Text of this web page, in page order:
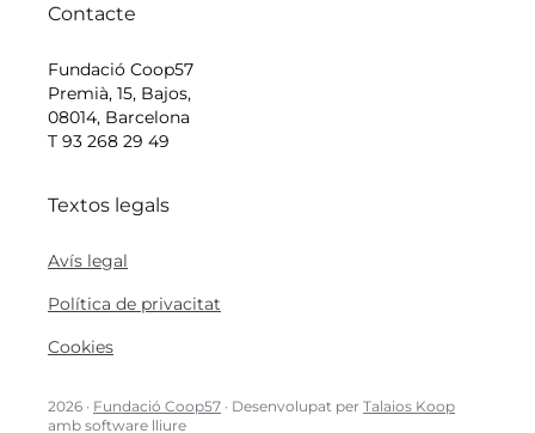
Contacte
Fundació Coop57
Premià, 15, Bajos,
08014, Barcelona
T 93 268 29 49
Textos legals
Avís legal
Política de privacitat
Cookies
2026 · Fundació Coop57 · Desenvolupat per Talaios Koop
amb software lliure